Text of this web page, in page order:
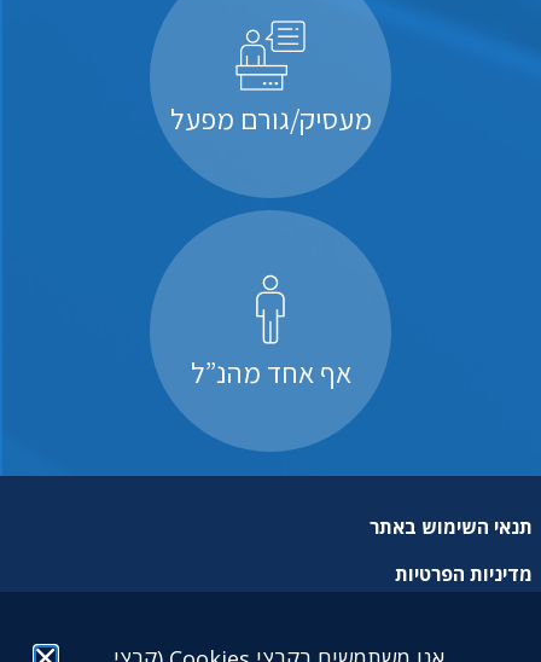
מעסיק/גורם מפעל
אף אחד מהנ”ל
תנאי השימוש באתר
מדיניות הפרטיות